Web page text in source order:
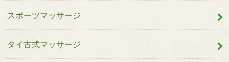
スポーツマッサージ
タイ古式マッサージ